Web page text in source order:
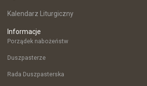
Kalendarz Liturgiczny
Informacje
Porządek nabożeństw
Duszpasterze
Rada Duszpasterska